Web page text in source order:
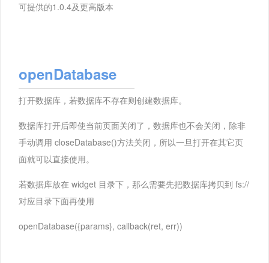
可提供的1.0.4及更高版本
openDatabase
打开数据库，若数据库不存在则创建数据库。
数据库打开后即使当前页面关闭了，数据库也不会关闭，除非
手动调用 closeDatabase()方法关闭，所以一旦打开在其它页
面就可以直接使用。
若数据库放在 widget 目录下，那么需要先把数据库拷贝到 fs://
对应目录下面再使用
openDatabase({params}, callback(ret, err))